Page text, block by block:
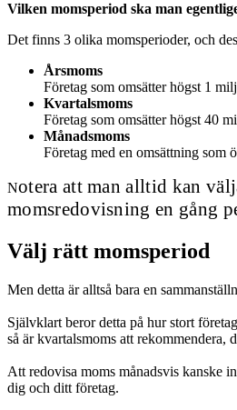
Vilken momsperiod ska man
Det finns 3 olika momsperioder, och
Årsmoms
Företag som omsätter högst 1
Kvartalsmoms
Företag som omsätter högst 40
Månadsmoms
Företag med en omsättning som
Notera att man alltid kan
momsredovisning en gång
Välj rätt momsperiod
Men detta är alltså bara en
Självklart beror detta på hur stort
så är kvartalsmoms att
Att redovisa moms månadsvis kanske
dig och ditt företag.